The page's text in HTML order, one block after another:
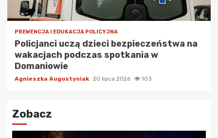
PREWENCJA I EDUKACJA POLICYJNA
Policjanci uczą dzieci bezpieczeństwa na
wakacjach podczas spotkania w
Domaniowie
Agnieszka Augustyniak 20 lipca 2026 103
Zobacz